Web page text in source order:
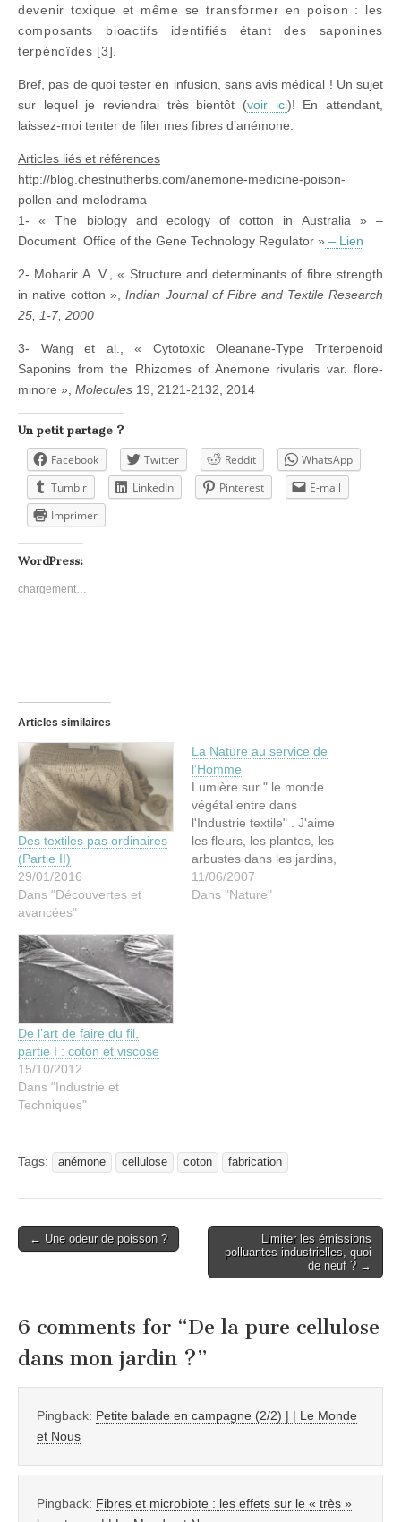
devenir toxique et même se transformer en poison : les
composants bioactifs identifiés étant des saponines
terpénoïdes [3].
Bref, pas de quoi tester en infusion, sans avis médical ! Un sujet
sur lequel je reviendrai très bientôt (voir ici)! En attendant,
laissez-moi tenter de filer mes fibres d’anémone.
Articles liés et références
http://blog.chestnutherbs.com/anemone-medicine-poison-
pollen-and-melodrama
1- « The biology and ecology of cotton in Australia » –
Document Office of the Gene Technology Regulator » – Lien
2- Moharir A. V., « Structure and determinants of fibre strength
in native cotton »,Indian Journal of Fibre and Textile Research
25, 1-7, 2000
3- Wang et al., « Cytotoxic Oleanane-Type Triterpenoid
Saponins from the Rhizomes of Anemone rivularis var. flore-
minore », Molecules 19, 2121-2132, 2014
Un petit partage ?
Facebook Twitter Reddit
WhatsApp
Tumblr
LinkedIn Pinterest
E-mail
Imprimer
WordPress:
chargement…
Articles similaires
Des textiles pas ordinaires
(Partie II)
29/01/2016
Dans "Découvertes et
avancées"
La Nature au service de
l’Homme
Lumière sur " le monde
végétal entre dans
l'Industrie textile" . J'aime
les fleurs, les plantes, les
arbustes dans les jardins,
parcs, forêts, campagnes
... Il y a tant à dire sur le
11/06/2007
Dans "Nature"
De l’art de faire du fil,
partie I : coton et viscose
15/10/2012
Dans "Industrie et
Techniques"
Tags: anémone cellulose coton fabrication
Post← Une odeur de poisson ?
Limiter les émissions
polluantes industrielles, quoi
de neuf ? →
6 comments for “De la pure cellulose
dans mon jardin ?”
Pingback: Petite balade en campagne (2/2) | | Le Monde
et Nous
Pingback: Fibres et microbiote : les effets sur le « très »